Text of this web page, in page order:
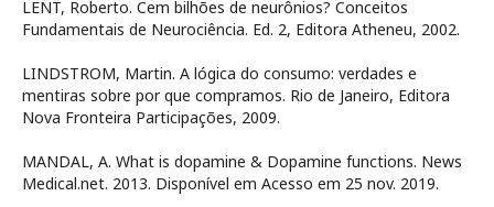
LENT, Roberto. Cem bilhões de neurônios? Conceitos
Fundamentais de Neurociência. Ed. 2, Editora Atheneu, 2002.
LINDSTROM, Martin. A lógica do consumo: verdades e
mentiras sobre por que compramos. Rio de Janeiro, Editora
Nova Fronteira Participações, 2009.
MANDAL, A. What is dopamine & Dopamine functions. News
Medical.net. 2013. Disponível em Acesso em 25 nov. 2019.